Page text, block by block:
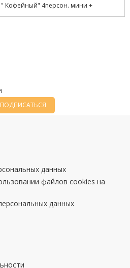
Кофейный" 4персон. мини +
ПОДПИСАТЬСЯ
данных
файлов cookies на
данных